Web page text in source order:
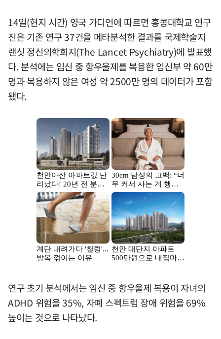
14일(현지 시간) 영국 가디언에 따르면 홍콩대학교 연구
진은 기존 연구 37건을 메타분석한 결과를 국제학술지
랜싯 정신의학회지(The Lancet Psychiatry)에 발표했
다. 분석에는 임신 중 항우울제를 복용한 임신부 약 60만
명과 복용하지 않은 여성 약 2500만 명의 데이터가 포함
됐다.
연구 초기 분석에서는 임신 중 항우울제 복용이 자녀의
ADHD 위험을 35%, 자폐 스펙트럼 장애 위험을 69%
높이는 것으로 나타났다.